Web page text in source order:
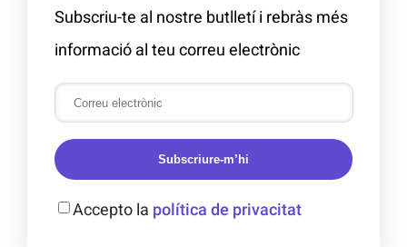
Subscriu-te al nostre butlletí i rebràs més
informació al teu correu electrònic
Subscriure-m’hi
Accepto la política de privacitat